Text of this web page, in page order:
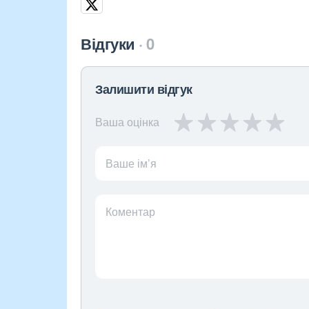
Відгуки 0
Залишити відгук
Ваша оцінка
Ваше ім’я
Коментар